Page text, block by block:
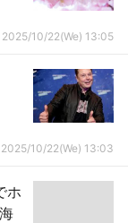
2025/10/22(We) 13:05
2025/10/22(We) 13:03
ホ